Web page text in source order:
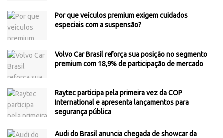
Por que veículos premium exigem cuidados
especiais com a suspensão?
Volvo Car Brasil reforça sua posição no segmento
premium com 18,9% de participação de mercado
Raytec participa pela primeira vez da COP
International e apresenta lançamentos para
segurança pública
Audi do Brasil anuncia chegada de showcar da